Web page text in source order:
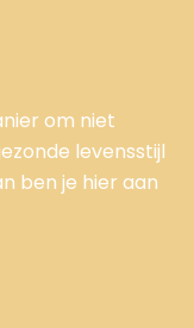
om niet
levensstijl
ben je hier aan